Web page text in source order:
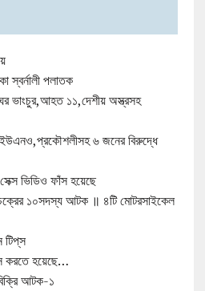
স্বর্নালী পলাতক
ভাংচুর,আহত ১১,দেশীয় অস্ত্রসহ
ইউএনও,প্রকৌশলীসহ ৬ জনের বিরুদ্ধে
ভিডিও ফাঁস হয়েছে
১০সদস্য আটক ॥ ৪টি মোটরসাইকেল
টিপ্‌স
করতে হয়েছে…
আটক-১